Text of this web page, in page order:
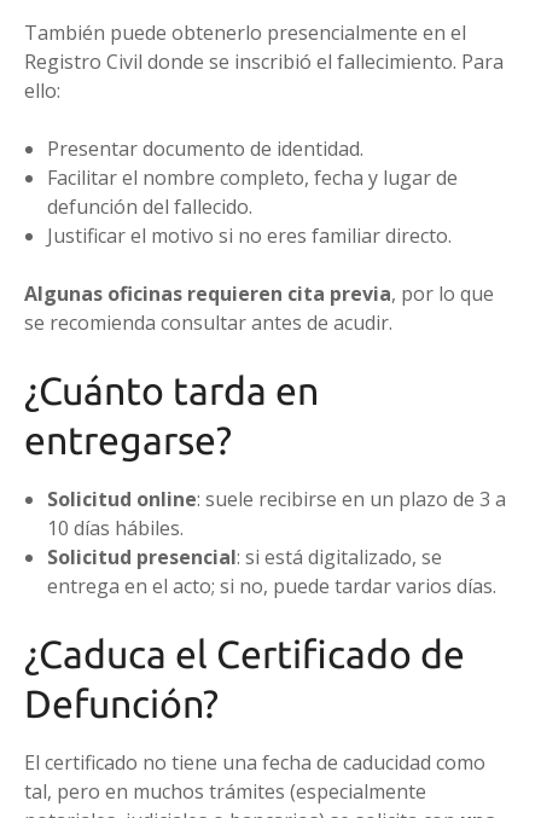
También puede obtenerlo presencialmente en el
Registro Civil donde se inscribió el fallecimiento. Para
ello:
Presentar documento de identidad.
Facilitar el nombre completo, fecha y lugar de
defunción del fallecido.
Justificar el motivo si no eres familiar directo.
Algunas oficinas requieren cita previa, por lo que
se recomienda consultar antes de acudir.
¿Cuánto tarda en
entregarse?
Solicitud online: suele recibirse en un plazo de 3 a
10 días hábiles.
Solicitud presencial: si está digitalizado, se
entrega en el acto; si no, puede tardar varios días.
¿Caduca el Certificado de
Defunción?
El certificado no tiene una fecha de caducidad como
tal, pero en muchos trámites (especialmente